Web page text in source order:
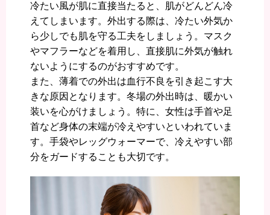
冷たい風が肌に直接当たると、肌がどんどん冷
えてしまいます。外出する際は、冷たい外気か
ら少しでも肌を守る工夫をしましょう。マスク
やマフラーなどを着用し、直接肌に外気が触れ
ないようにするのがおすすめです。
また、薄着での外出は血行不良を引き起こす大
きな原因となります。冬場の外出時は、暖かい
装いを心がけましょう。特に、女性は手首や足
首など身体の末端が冷えやすいといわれていま
す。手袋やレッグウォーマーで、冷えやすい部
分をガードすることも大切です。